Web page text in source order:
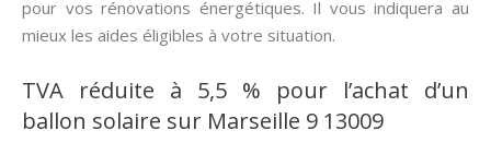
pour vos rénovations énergétiques. Il vous indiquera au
mieux les aides éligibles à votre situation.
TVA réduite à 5,5 % pour l’achat d’un
ballon solaire sur Marseille 9 13009